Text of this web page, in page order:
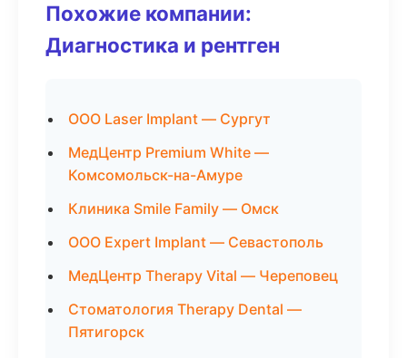
Похожие компании:
Диагностика и рентген
ООО Laser Implant — Сургут
МедЦентр Premium White —
Комсомольск-на-Амуре
Клиника Smile Family — Омск
ООО Expert Implant — Севастополь
МедЦентр Therapy Vital — Череповец
Стоматология Therapy Dental —
Пятигорск